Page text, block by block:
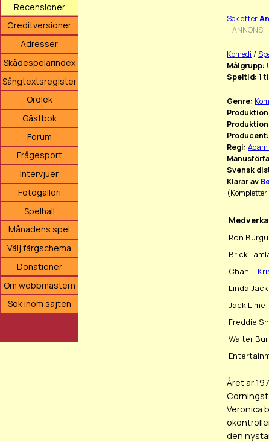
Recensioner
Creditversioner
Adresser
Skådespelarindex
Sångtextsregister
Ordlek
Gästbok
Forum
Frågesport
Intervjuer
Fotogalleri
Spelhall
Månadens spel
Välj färgschema
Donationer
Om webbmastern
Sök inom sajten
Sök efter
ANNONS
Komedi /
Målgrupp:
Speltid: 1
Genre:
Producent:
Regi:
Svensk
Klarar av
Ron
Brick
Chani -
Linda
Jack Lime
Freddie
Walter
Året är
Veronica
den